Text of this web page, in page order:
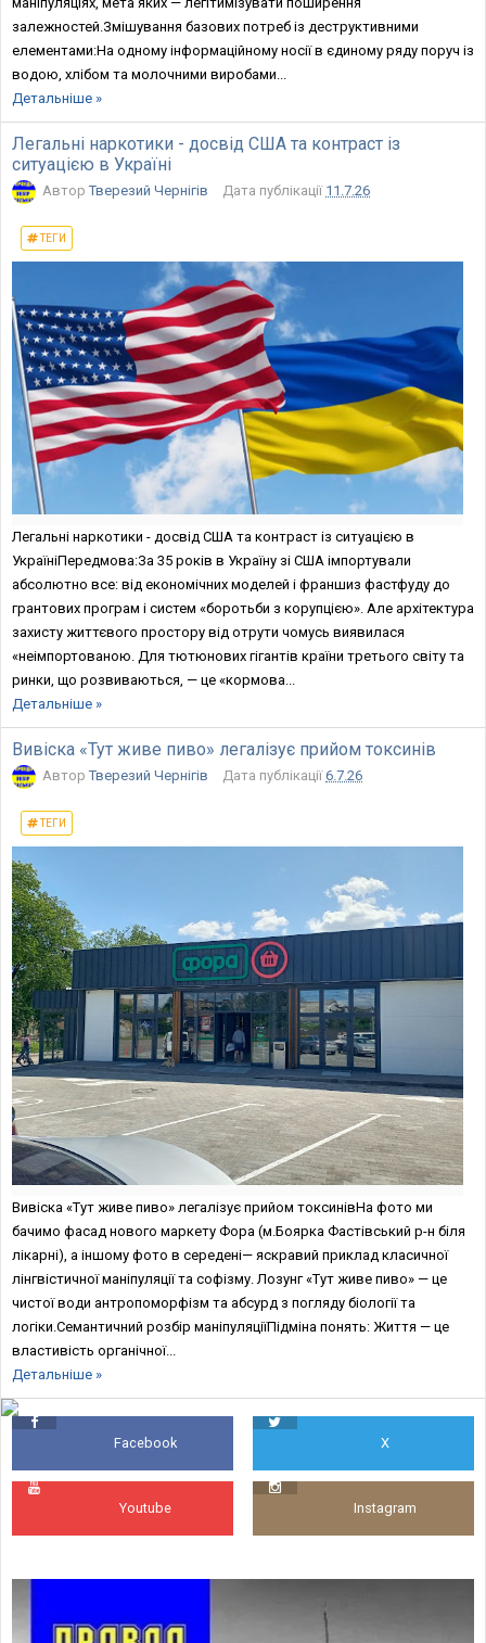
залежностей.Змішування базових потреб із деструктивними
елементами:На одному інформаційному носії в єдиному ряду поруч із
водою, хлібом та молочними виробами...
Детальніше »
Легальнi наркотики - досвід США та контраст із
ситуацією в Україні
АвторТверезий Чернігів Дата публікації 11.7.26
ТЕГИ
Легальнi наркотики - досвід США та контраст із ситуацією в
УкраїніПередмова:За 35 років в Україну зі США імпортували
абсолютно все: від економічних моделей і франшиз фастфуду до
грантових програм і систем «боротьби з корупцією». Але архітектура
захисту життєвого простору від отрути чомусь виявилася
«неімпортованою. Для тютюнових гігантів країни третього світу та
ринки, що розвиваються, — це «кормова...
Детальніше »
Вивіска «Тут живе пиво» легалізує прийом токсинів
АвторТверезий Чернігів Дата публікації6.7.26
ТЕГИ
Вивіска «Тут живе пиво» легалізує прийом токсинівНа фото ми
бачимо фасад нового маркету Фора (м.Боярка Фастiвський р-н бiля
лiкарнi), а iншому фото в середенi— яскравий приклад класичної
лінгвістичної маніпуляції та софізму. Лозунг «Тут живе пиво» — це
чистої води антропоморфізм та абсурд з погляду біології та
логіки.Семантичний розбір маніпуляціїПідміна понять: Життя — це
властивість органічної...
Детальніше »
Facebook X
Youtube Instagram